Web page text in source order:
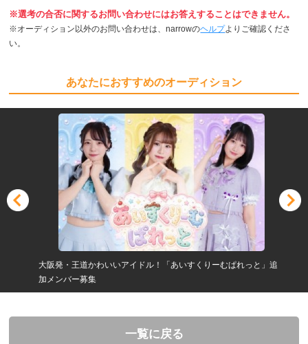
※選考の合否に関するお問い合わせにはお答えすることはできません。
※オーディション以外のお問い合わせは、narrowのヘルプよりご確認くださ
い。
あなたにおすすめのオーディション
大阪発・王道かわいいアイドル！「あいすくりーむぱれっと」追
加メンバー募集
一覧に戻る